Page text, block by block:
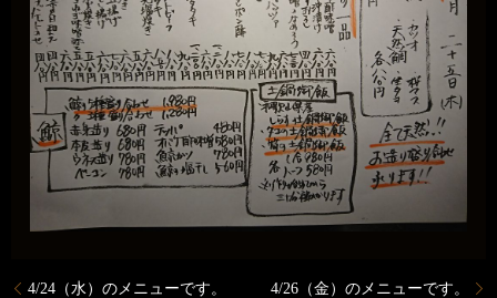
4/24（水）のメニューです。 4/26（金）のメニューです。